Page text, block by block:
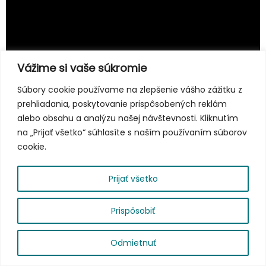
Vážime si vaše súkromie
Súbory cookie používame na zlepšenie vášho zážitku z
prehliadania, poskytovanie prispôsobených reklám
alebo obsahu a analýzu našej návštevnosti. Kliknutím
na „Prijať všetko“ súhlasíte s naším používaním súborov
cookie.
Prispôsobiť
Odmietnuť
Prijať všetko
Copyright © 2026